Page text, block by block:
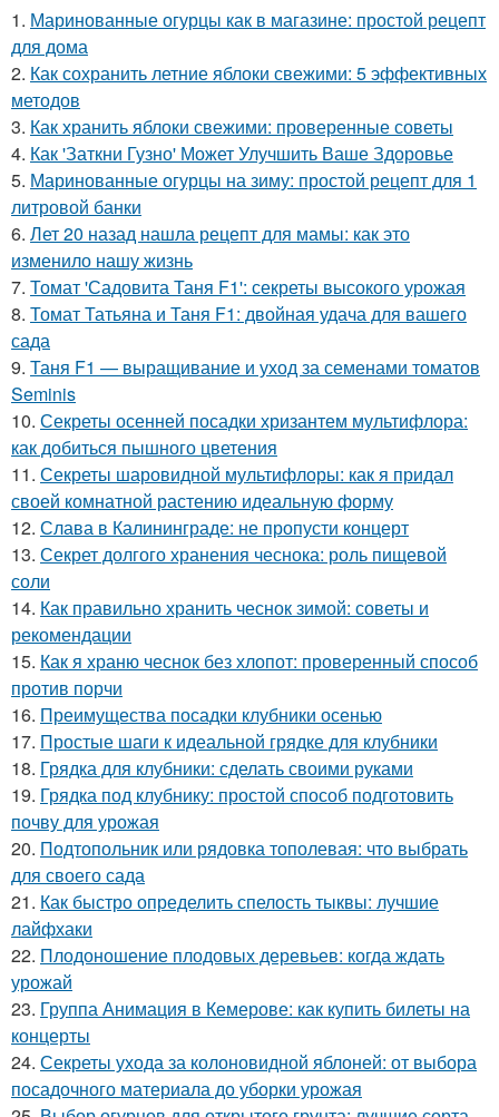
1. Маринованные огурцы как в магазине: простой рецепт
для дома
2. Как сохранить летние яблоки свежими: 5 эффективных
методов
3. Как хранить яблоки свежими: проверенные советы
4. Как 'Заткни Гузно' Может Улучшить Ваше Здоровье
5. Маринованные огурцы на зиму: простой рецепт для 1
литровой банки
6. Лет 20 назад нашла рецепт для мамы: как это
изменило нашу жизнь
7. Томат 'Садовита Таня F1': секреты высокого урожая
8. Томат Татьяна и Таня F1: двойная удача для вашего
сада
9. Таня F1 — выращивание и уход за семенами томатов
Seminis
10. Секреты осенней посадки хризантем мультифлора:
как добиться пышного цветения
11. Секреты шаровидной мультифлоры: как я придал
своей комнатной растению идеальную форму
12. Слава в Калининграде: не пропусти концерт
13. Секрет долгого хранения чеснока: роль пищевой
соли
14. Как правильно хранить чеснок зимой: советы и
рекомендации
15. Как я храню чеснок без хлопот: проверенный способ
против порчи
16. Преимущества посадки клубники осенью
17. Простые шаги к идеальной грядке для клубники
18. Грядка для клубники: сделать своими руками
19. Грядка под клубнику: простой способ подготовить
почву для урожая
20. Подтопольник или рядовка тополевая: что выбрать
для своего сада
21. Как быстро определить спелость тыквы: лучшие
лайфхаки
22. Плодоношение плодовых деревьев: когда ждать
урожай
23. Группа Анимация в Кемерове: как купить билеты на
концерты
24. Секреты ухода за колоновидной яблоней: от выбора
посадочного материала до уборки урожая